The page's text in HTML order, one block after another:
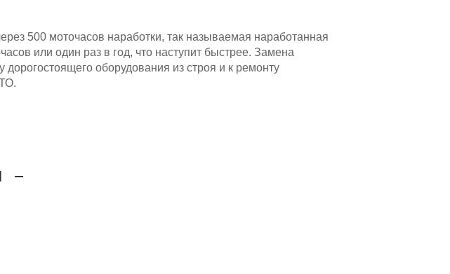
500 моточасов наработки, так называемая наработанная
или один раз в год, что наступит быстрее. Замена
оборудования из строя и к ремонту